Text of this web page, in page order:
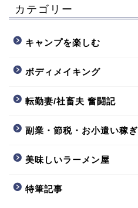
カテゴリー
キャンプを楽しむ
ボディメイキング
転勤妻/社畜夫 奮闘記
副業・節税・お小遣い稼ぎ
美味しいラーメン屋
特筆記事